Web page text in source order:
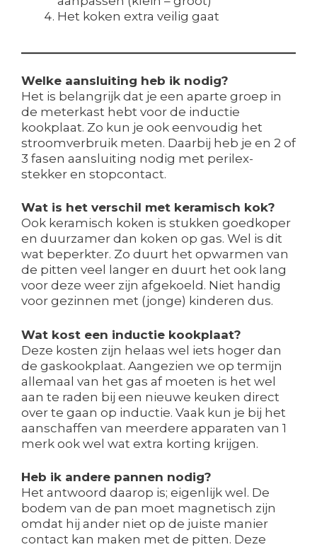
Het koken extra veilig gaat
Welke aansluiting heb ik nodig?
Het is belangrijk dat je een aparte groep in
de meterkast hebt voor de inductie
kookplaat. Zo kun je ook eenvoudig het
stroomverbruik meten. Daarbij heb je en 2 of
3 fasen aansluiting nodig met perilex-
stekker en stopcontact.
Wat is het verschil met keramisch kok?
Ook keramisch koken is stukken goedkoper
en duurzamer dan koken op gas. Wel is dit
wat beperkter. Zo duurt het opwarmen van
de pitten veel langer en duurt het ook lang
voor deze weer zijn afgekoeld. Niet handig
voor gezinnen met (jonge) kinderen dus.
Wat kost een inductie kookplaat?
Deze kosten zijn helaas wel iets hoger dan
de gaskookplaat. Aangezien we op termijn
allemaal van het gas af moeten is het wel
aan te raden bij een nieuwe keuken direct
over te gaan op inductie. Vaak kun je bij het
aanschaffen van meerdere apparaten van 1
merk ook wel wat extra korting krijgen.
Heb ik andere pannen nodig?
Het antwoord daarop is; eigenlijk wel. De
bodem van de pan moet magnetisch zijn
omdat hij ander niet op de juiste manier
contact kan maken met de pitten. Deze